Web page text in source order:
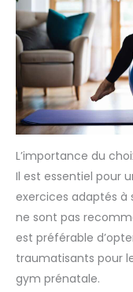
L’importance du
Il est essentiel pour
exercices adaptés à
ne sont pas
est préférable
traumatisants pour
gym prénatale.